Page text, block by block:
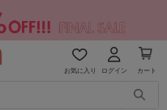
お気に入り ログイン カート